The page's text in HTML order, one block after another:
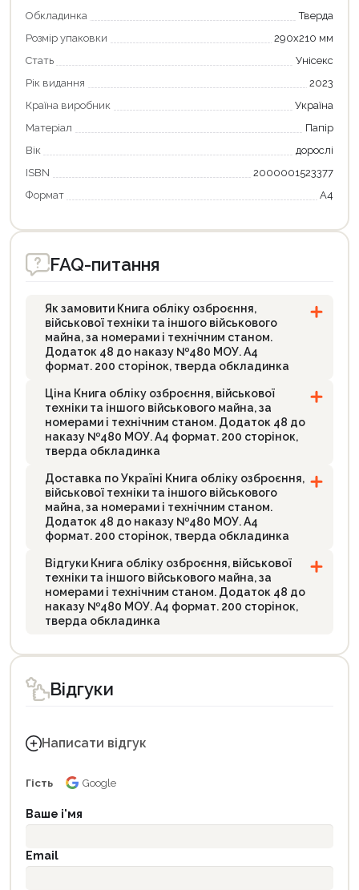
Обкладинка
Тверда
Розмір упаковки
290х210 мм
Стать
Унісекс
Рік видання
2023
Країна виробник
Україна
Матеріал
Папір
Вік
дорослі
ISBN
2000001523377
Формат
А4
FAQ-питання
Як замовити Книга обліку озброєння,
військової техніки та іншого військового
майна, за номерами і технічним станом.
Додаток 48 до наказу №480 МОУ. А4
формат. 200 сторінок, тверда обкладинка
Ціна Книга обліку озброєння, військової
техніки та іншого військового майна, за
номерами і технічним станом. Додаток 48 до
наказу №480 МОУ. А4 формат. 200 сторінок,
тверда обкладинка
Доставка по Україні Книга обліку озброєння,
військової техніки та іншого військового
майна, за номерами і технічним станом.
Додаток 48 до наказу №480 МОУ. А4
формат. 200 сторінок, тверда обкладинка
Відгуки Книга обліку озброєння, військової
техніки та іншого військового майна, за
номерами і технічним станом. Додаток 48 до
наказу №480 МОУ. А4 формат. 200 сторінок,
тверда обкладинка
Відгуки
Написати відгук
Гість Google
Ваше і'мя
Email
Продовжити покупки